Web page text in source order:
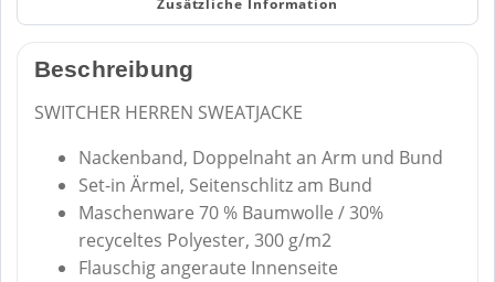
Zusätzliche Information
Beschreibung
SWITCHER HERREN SWEATJACKE
Nackenband, Doppelnaht an Arm und Bund
Set-in Ärmel, Seitenschlitz am Bund
Maschenware 70 % Baumwolle / 30%
recyceltes Polyester, 300 g/m2
Flauschig angeraute Innenseite